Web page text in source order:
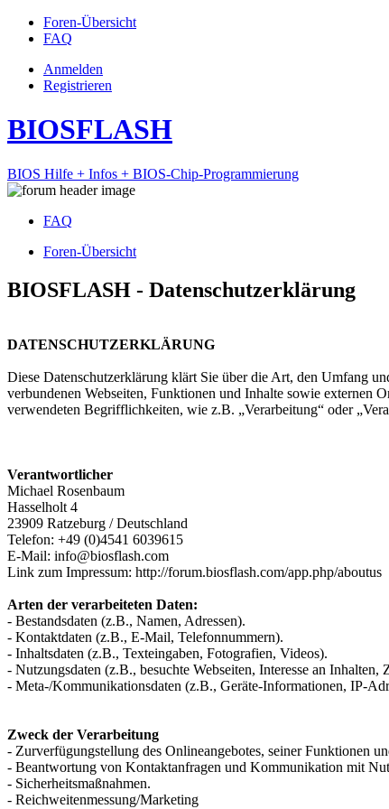
Foren-Übersicht
FAQ
Anmelden
Registrieren
BIOSFLASH
BIOS Hilfe + Infos + BIOS-Chip-Programmierung
FAQ
Foren-Übersicht
BIOSFLASH - Datenschutzerklärung
DATENSCHUTZERKLÄRUNG
Diese Datenschutzerklärung klärt Sie über die Art, den Umfang
verbundenen Webseiten, Funktionen und Inhalte sowie externen
verwendeten Begrifflichkeiten, wie z.B. „Verarbeitung“ oder
Verantwortlicher
Michael Rosenbaum
Hasselholt 4
23909 Ratzeburg / Deutschland
Telefon: +49 (0)4541 6039615
E-Mail: info@biosflash.com
Link zum Impressum: http://forum.biosflash.com/app.php/aboutus
Arten der verarbeiteten Daten:
- Bestandsdaten (z.B., Namen, Adressen).
- Kontaktdaten (z.B., E-Mail, Telefonnummern).
- Inhaltsdaten (z.B., Texteingaben, Fotografien, Videos).
- Nutzungsdaten (z.B., besuchte Webseiten, Interesse an Inhalten,
- Meta-/Kommunikationsdaten (z.B., Geräte-Informationen, IP-
Zweck der Verarbeitung
- Zurverfügungstellung des Onlineangebotes, seiner Funktionen
- Beantwortung von Kontaktanfragen und Kommunikation mit
- Sicherheitsmaßnahmen.
- Reichweitenmessung/Marketing